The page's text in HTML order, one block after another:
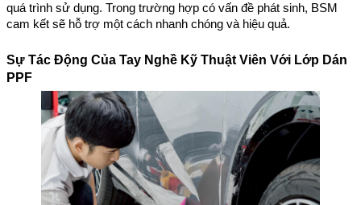
quá trình sử dụng. Trong trường hợp có vấn đề phát sinh, BSM
cam kết sẽ hỗ trợ một cách nhanh chóng và hiệu quả.
Sự Tác Động Của Tay Nghề Kỹ Thuật Viên Với Lớp Dán
PPF